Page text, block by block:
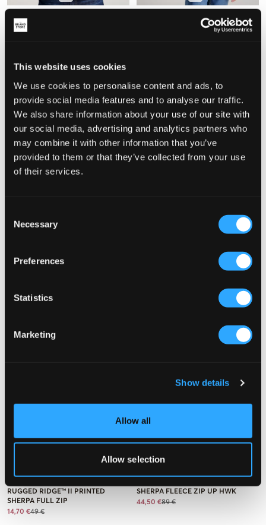
This website uses cookies
We use cookies to personalise content and ads, to
provide social media features and to analyse our traffic.
We also share information about your use of our site with
our social media, advertising and analytics partners who
may combine it with other information that you’ve
provided to them or that they’ve collected from your use
of their services.
Selection
Necessary
Preferences
Statistics
Marketing
Show details
Allow all
Allow selection
SEQUOIA GROVE™ FULL ZIP
OSJDALLAS SHERPA JACKET
29,50 €59 €
PROMO
RUGGED RIDGE™ II PRINTED
SHERPA FULL ZIP
14,70 €49 €
PROMO
SHERPA FLEECE ZIP UP HWK
44,50 €89 €